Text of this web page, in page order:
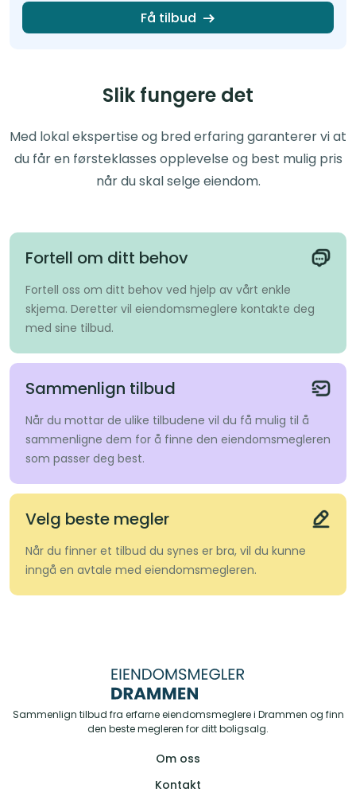
Få tilbud
Slik fungere det
Med lokal ekspertise og bred erfaring garanterer vi at
du får en førsteklasses opplevelse og best mulig pris
når du skal selge eiendom.
Fortell om ditt behov
Fortell oss om ditt behov ved hjelp av vårt enkle
skjema. Deretter vil eiendomsmeglere kontakte deg
med sine tilbud.
Sammenlign tilbud
Når du mottar de ulike tilbudene vil du få mulig til å
sammenligne dem for å finne den eiendomsmegleren
som passer deg best.
Velg beste megler
Når du finner et tilbud du synes er bra, vil du kunne
inngå en avtale med eiendomsmegleren.
Sammenlign tilbud fra erfarne eiendomsmeglere i Drammen og finn
den beste megleren for ditt boligsalg.
Om oss
Kontakt